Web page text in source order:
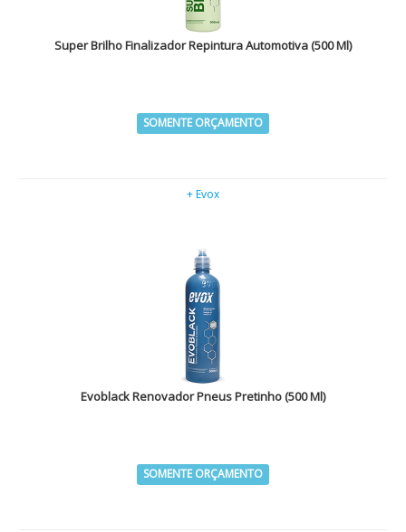
Super Brilho Finalizador Repintura Automotiva (500 Ml)
SOMENTE ORÇAMENTO
+ Evox
Evoblack Renovador Pneus Pretinho (500 Ml)
SOMENTE ORÇAMENTO